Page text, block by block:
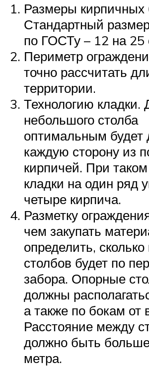
Размеры кирпичных
Стандартный
по ГОСТу – 12 на 25
Периметр
точно рассчитать
территории.
Технологию кладки.
небольшого столба
оптимальным будет
каждую сторону из
кирпичей. При
кладки на один ряд
четыре кирпича.
Разметку
чем закупать
определить,
столбов будет по
забора. Опорные
должны
а также по бокам от
Расстояние между
должно быть
метра.